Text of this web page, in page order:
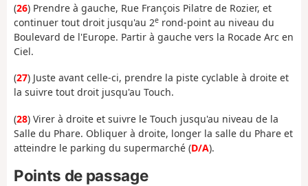
(26) Prendre à gauche, Rue François Pilatre de Rozier, et
continuer tout droit jusqu'au 2e rond-point au niveau du
Boulevard de l'Europe. Partir à gauche vers la Rocade Arc en
Ciel.
(27) Juste avant celle-ci, prendre la piste cyclable à droite et
la suivre tout droit jusqu'au Touch.
(28) Virer à droite et suivre le Touch jusqu'au niveau de la
Salle du Phare. Obliquer à droite, longer la salle du Phare et
atteindre le parking du supermarché (D/A).
Points de passage